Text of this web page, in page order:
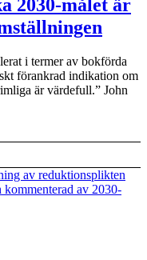
2030-målet är
i termer av bokförda
förankrad indikation om
är värdefull.” John